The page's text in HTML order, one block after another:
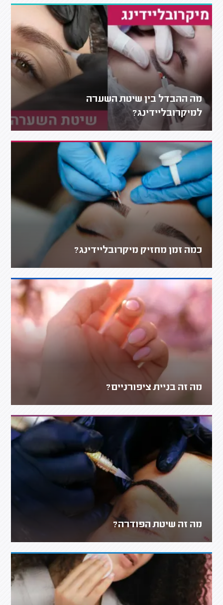
מה ההבדל בין שיטת השערה
למיקרובליידינג?
כמה זמן מחזיק מיקרובליידינג?
מה זה בניית ציפורניים?
מה זה שיטת הפודרה?